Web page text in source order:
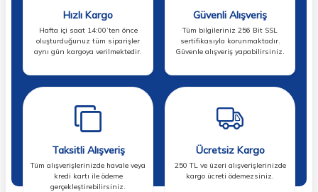
Hızlı Kargo
Hafta içi saat 14:00’ten önce
oluşturduğunuz tüm siparişler
aynı gün kargoya verilmektedir.
Güvenli Alışveriş
Tüm bilgileriniz 256 Bit SSL
sertifikasıyla korunmaktadır.
Güvenle alışveriş yapabilirsiniz.
Taksitli Alışveriş
Tüm alışverişlerinizde havale veya
kredi kartı ile ödeme
gerçekleştirebilirsiniz.
Ücretsiz Kargo
250 TL ve üzeri alışverişlerinizde
kargo ücreti ödemezsiniz.